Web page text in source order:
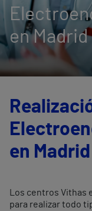
en Madrid
en Madrid
Los centros Vithas
para realizar todo